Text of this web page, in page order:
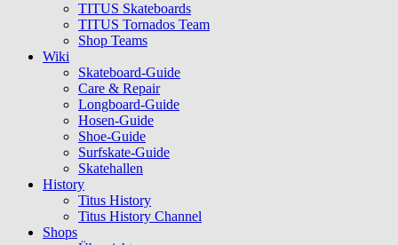
TITUS Skateboards
TITUS Tornados Team
Shop Teams
Wiki
Skateboard-Guide
Care & Repair
Longboard-Guide
Hosen-Guide
Shoe-Guide
Surfskate-Guide
Skatehallen
History
Titus History
Titus History Channel
Shops